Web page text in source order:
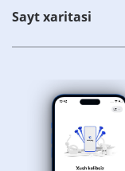
Sayt xaritasi